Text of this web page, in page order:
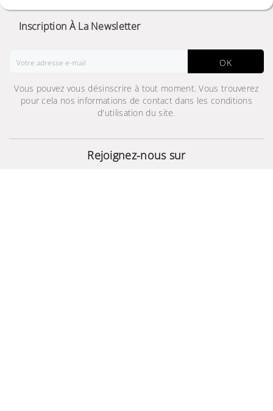
Plaque de cuisson gaz -
GN642FFXD
Inscription À La Newsletter
OK
Vous pouvez vous désinscrire à tout moment. Vous trouverez
pour cela nos informations de contact dans les conditions
d'utilisation du site.
Rejoignez-nous sur